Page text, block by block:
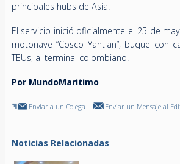
principales hubs de Asia.
El servicio inició oficialmente el 25 de
motonave “Cosco Yantian”, buque con
TEUs, al terminal colombiano.
Por MundoMaritimo
Enviar a un Colega Enviar un Mensaje al
Noticias Relacionadas